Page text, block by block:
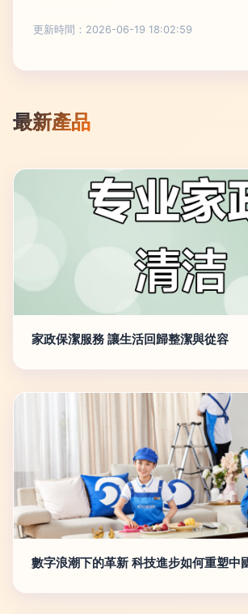
更新時間：2026-06-19 18:02:59
最新產品
家政保潔服務 讓生活回歸整潔與從容
數字浪潮下的革新 科技進步如何重塑中